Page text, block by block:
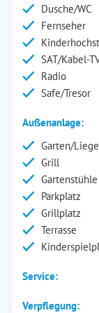
Dusche/WC
Fernseher
SAT/Kabel-
Radio
Safe/Tresor
Außenanlage:
Garten/
Grill
Gartenstühle
Parkplatz
Grillplatz
Terrasse
Service:
Verpflegung: